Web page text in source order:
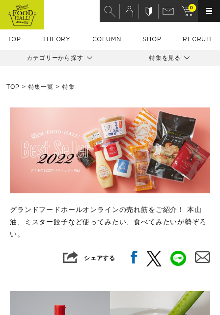
TOP THEORY COLUMN SHOP RECRUIT
0
カテゴリーから探す 特集を見る
TOP 特集一覧 特集
グランドフードホールオンラインの売れ筋をご紹介！ 本山
油、ミスター餃子など使ってみたい、食べてみたいが勢ぞろ
い。
シェアする